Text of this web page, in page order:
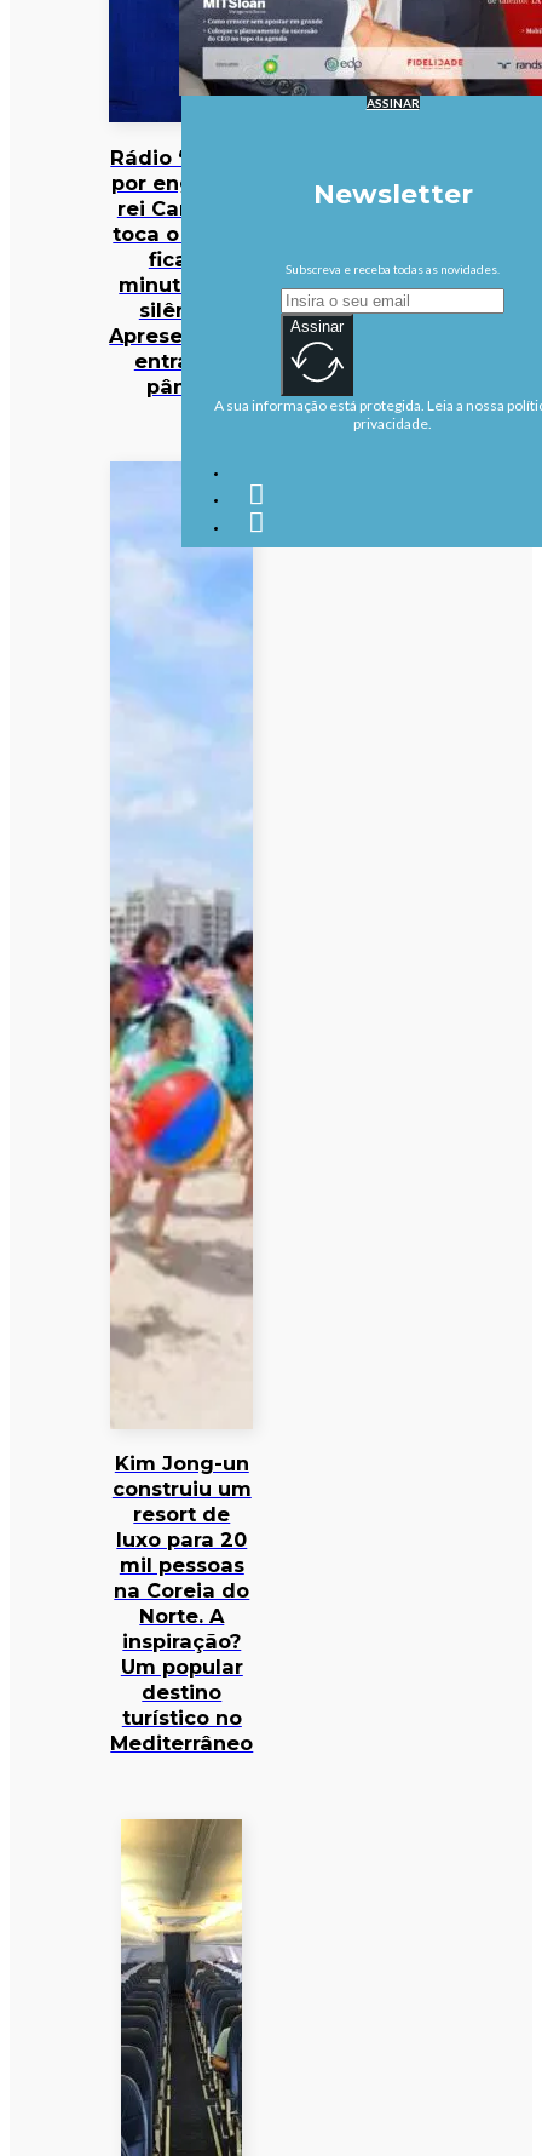
Rádio “mata”
por engano o
rei Carlos III,
toca o hino e
fica 16
minutos em
silêncio.
Apresentador
entra em
pânico
Kim Jong-un
construiu um
resort de
luxo para 20
mil pessoas
na Coreia do
Norte. A
inspiração?
Um popular
destino
turístico no
Mediterrâneo
ASSINAR
Newsletter
Subscreva e receba todas as novidades.
Assinar
A sua informação está protegida. Leia a nossa
privacidade.